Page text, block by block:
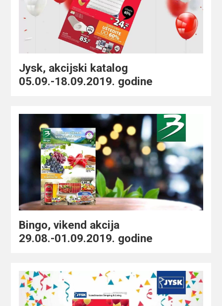
Jysk, akcijski katalog
05.09.-18.09.2019. godine
Bingo, vikend akcija
29.08.-01.09.2019. godine